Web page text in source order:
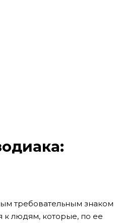
требовательным знаком
к людям, которые, по ее